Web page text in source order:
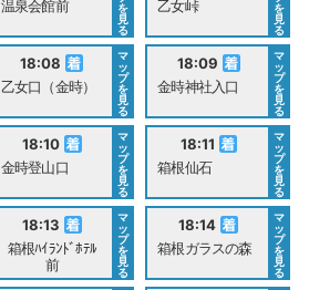
温泉会館前
を
見
る
乙女峠
を
見
る
18:08
乙女口（金時）
マ
ッ
プ
を
見
る
18:09
金時神社入口
マ
ッ
プ
を
見
る
18:10
金時登山口
マ
ッ
プ
を
見
る
18:11
箱根仙石
マ
ッ
プ
を
見
る
18:13
箱根ﾊｲﾗﾝﾄﾞﾎﾃﾙ
前
マ
ッ
プ
を
見
る
18:14
箱根ガラスの森
マ
ッ
プ
を
見
る